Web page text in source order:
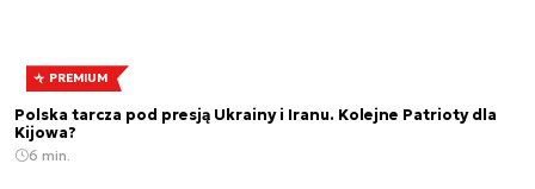
PREMIUM
Polska tarcza pod presją Ukrainy i Iranu. Kolejne Patrioty dla
Kijowa?
6 min.